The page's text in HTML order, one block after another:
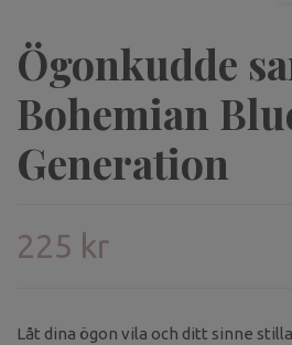
Ögonkudde
Bohemian
Generation
225 kr
Låt dina ögon vila och ditt sinne